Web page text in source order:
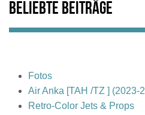
Beliebte Beiträge
Fotos
Air Anka [TAH /TZ ] (2023-
Retro-Color Jets & Props